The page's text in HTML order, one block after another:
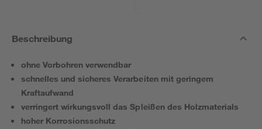
Beschreibung
ohne Vorbohren verwendbar
schnelles und sicheres Verarbeiten mit geringem
Kraftaufwand
verringert wirkungsvoll das Spleißen des Holzmaterials
hoher Korrosionsschutz